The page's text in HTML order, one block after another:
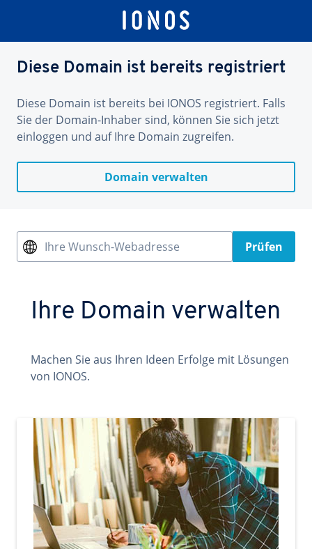
Diese Domain ist bereits registriert
Diese Domain ist bereits bei IONOS registriert. Falls
Sie der Domain-Inhaber sind, können Sie sich jetzt
einloggen und auf Ihre Domain zugreifen.
Domain verwalten
Ihre Wunsch-Webadresse Prüfen
Ihre Domain verwalten
Machen Sie aus Ihren Ideen Erfolge mit Lösungen
von IONOS.